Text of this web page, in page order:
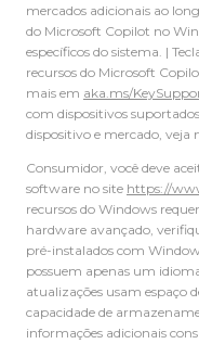
mercados adicionais ao
do Microsoft Copilot no
específicos do sistema. |
recursos do Microsoft
mais em aka.ms/
com dispositivos
dispositivo e mercado, veja
Consumidor, você deve
software no site https://
recursos do Windows
hardware avançado,
pré-instalados com
possuem apenas um
atualizações usam espaço
capacidade de
informações adicionais